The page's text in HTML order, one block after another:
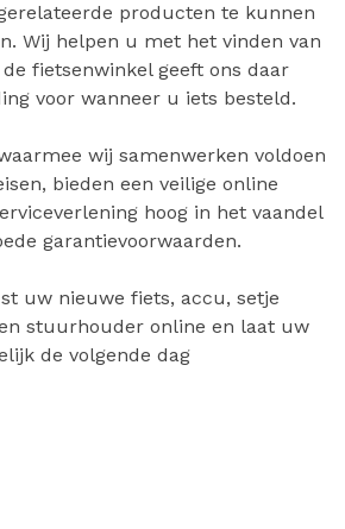
producten te kunnen
Wij helpen u met het vinden van
fietsenwinkel geeft ons daar
voor wanneer u iets besteld.
wij samenwerken voldoen
bieden een veilige online
hoog in het vaandel
garantievoorwaarden.
uw nieuwe fiets, accu, setje
stuurhouder online en laat uw
de volgende dag